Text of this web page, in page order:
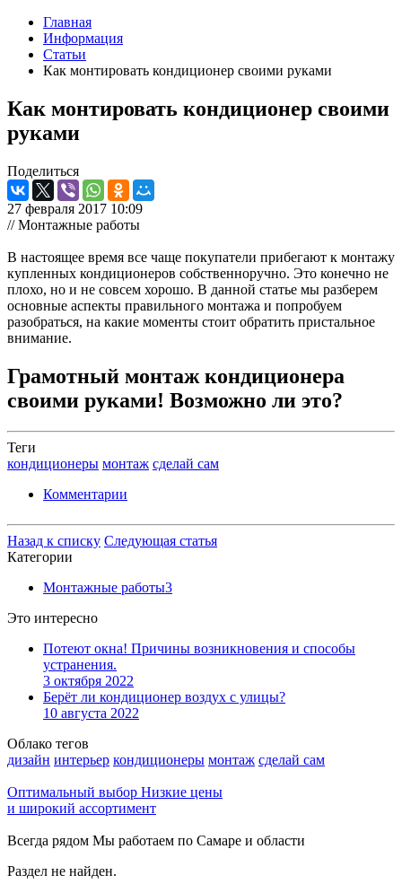
Главная
Информация
Статьи
Как монтировать кондиционер своими руками
Как монтировать кондиционер своими
руками
Поделиться
27 февраля 2017 10:09
// Монтажные работы
В настоящее время все чаще покупатели прибегают к монтажу
купленных кондиционеров собственноручно. Это конечно не
плохо, но и не совсем хорошо. В данной статье мы разберем
основные аспекты правильного монтажа и попробуем
разобраться, на какие моменты стоит обратить пристальное
внимание.
Грамотный монтаж кондиционера
своими руками! Возможно ли это?
Теги
кондиционеры монтаж сделай сам
Комментарии
Назад к списку Следующая статья
Категории
Монтажные работы3
Это интересно
Потеют окна! Причины возникновения и способы
устранения.
3 октября 2022
Берёт ли кондиционер воздух с улицы?
10 августа 2022
Облако тегов
дизайн интерьер кондиционеры монтаж сделай сам
Оптимальный выбор Низкие цены
и широкий ассортимент
Всегда рядом Мы работаем по Самаре и области
Раздел не найден.